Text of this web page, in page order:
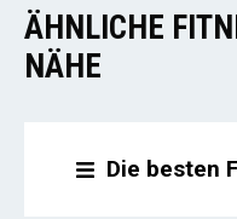
ÄHNLICHE
NÄHE
Die besten